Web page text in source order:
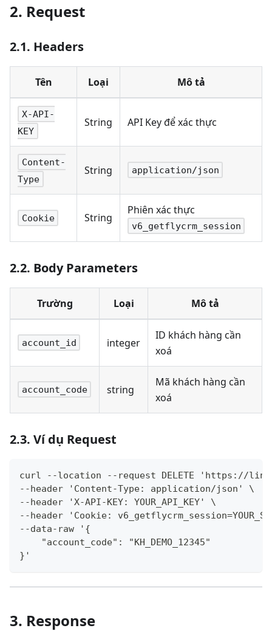
2. Request
2.1. Headers
Tên Loại Mô tả
X-API-
KEY
String API Key để xác thực
Content-
Type
String application/json
Cookie String
Phiên xác thực
v6_getflycrm_session
2.2. Body Parameters
Trường Loại Mô tả
account_id integer
ID khách hàng cần
xoá
account_code string
Mã khách hàng cần
xoá
2.3. Ví dụ Request
curl --location --request DELETE 'https://
--header 'Content-Type: application/json' \
--header 'X-API-KEY: YOUR_API_KEY' \
--header 'Cookie:
--data-raw '{
    "account_code": "KH_DEMO_12345"
}'
3. Response